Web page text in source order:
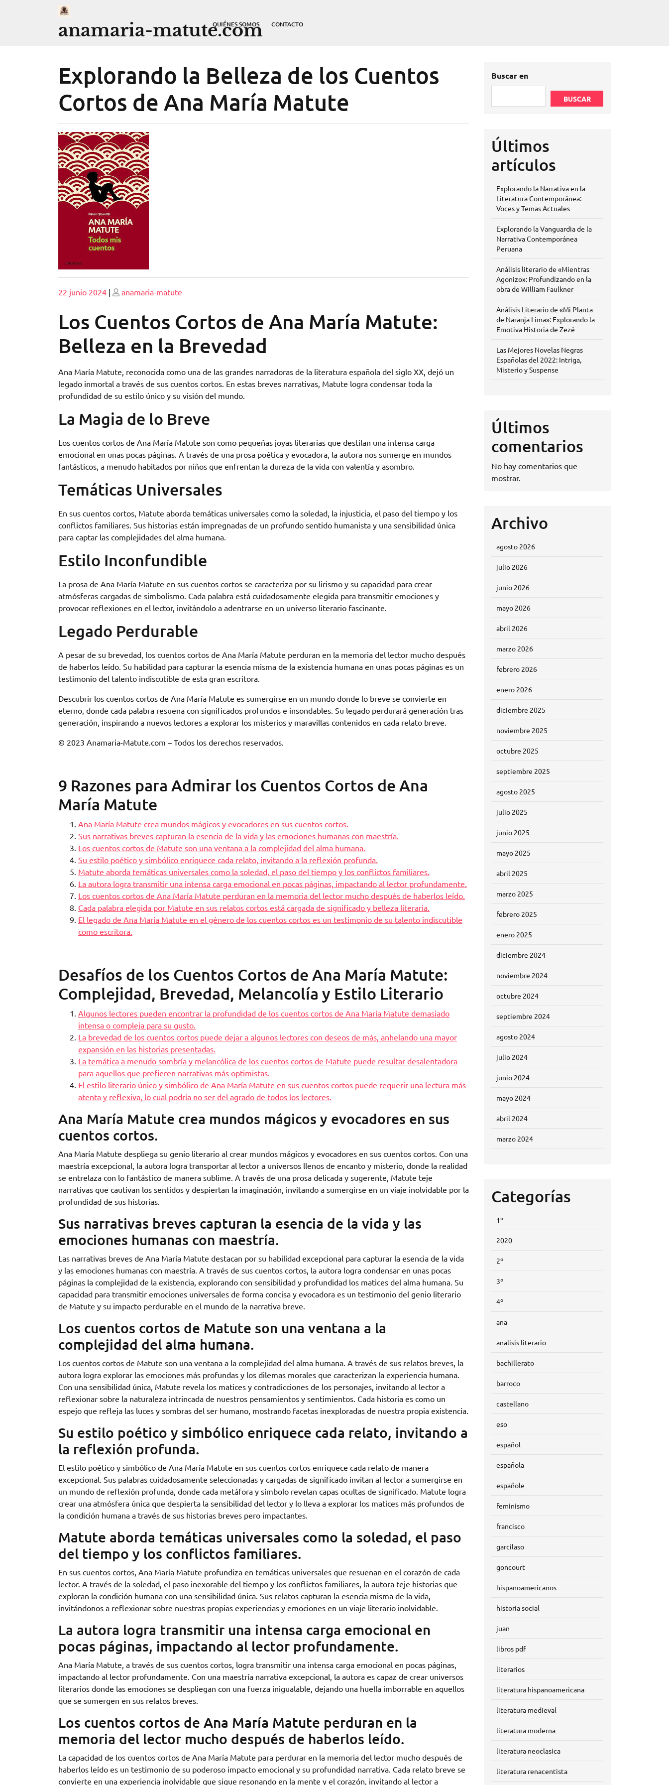
anamaria-matute.com
QUIÉNES SOMOS CONTACTO
Explorando la Belleza de los Cuentos
Cortos de Ana María Matute
Publicado
22 junio 2024 | Publicado
anamaria-matute
Los Cuentos Cortos de Ana María Matute:
Belleza en la Brevedad
Ana María Matute, reconocida como una de las grandes narradoras de la literatura española del siglo XX, dejó un
legado inmortal a través de sus cuentos cortos. En estas breves narrativas, Matute logra condensar toda la
profundidad de su estilo único y su visión del mundo.
La Magia de lo Breve
Los cuentos cortos de Ana María Matute son como pequeñas joyas literarias que destilan una intensa carga
emocional en unas pocas páginas. A través de una prosa poética y evocadora, la autora nos sumerge en mundos
fantásticos, a menudo habitados por niños que enfrentan la dureza de la vida con valentía y asombro.
Temáticas Universales
En sus cuentos cortos, Matute aborda temáticas universales como la soledad, la injusticia, el paso del tiempo y los
conflictos familiares. Sus historias están impregnadas de un profundo sentido humanista y una sensibilidad única
para captar las complejidades del alma humana.
Estilo Inconfundible
La prosa de Ana María Matute en sus cuentos cortos se caracteriza por su lirismo y su capacidad para crear
atmósferas cargadas de simbolismo. Cada palabra está cuidadosamente elegida para transmitir emociones y
provocar reflexiones en el lector, invitándolo a adentrarse en un universo literario fascinante.
Legado Perdurable
A pesar de su brevedad, los cuentos cortos de Ana María Matute perduran en la memoria del lector mucho después
de haberlos leído. Su habilidad para capturar la esencia misma de la existencia humana en unas pocas páginas es un
testimonio del talento indiscutible de esta gran escritora.
Descubrir los cuentos cortos de Ana María Matute es sumergirse en un mundo donde lo breve se convierte en
eterno, donde cada palabra resuena con significados profundos e insondables. Su legado perdurará generación tras
generación, inspirando a nuevos lectores a explorar los misterios y maravillas contenidos en cada relato breve.
© 2023 Anamaria-Matute.com – Todos los derechos reservados.
9 Razones para Admirar los Cuentos Cortos de Ana
María Matute
Ana María Matute crea mundos mágicos y evocadores en sus cuentos cortos.
Sus narrativas breves capturan la esencia de la vida y las emociones humanas con maestría.
Los cuentos cortos de Matute son una ventana a la complejidad del alma humana.
Su estilo poético y simbólico enriquece cada relato, invitando a la reflexión profunda.
Matute aborda temáticas universales como la soledad, el paso del tiempo y los conflictos familiares.
La autora logra transmitir una intensa carga emocional en pocas páginas, impactando al lector profundamente.
Los cuentos cortos de Ana María Matute perduran en la memoria del lector mucho después de haberlos leído.
Cada palabra elegida por Matute en sus relatos cortos está cargada de significado y belleza literaria.
El legado de Ana María Matute en el género de los cuentos cortos es un testimonio de su talento indiscutible
como escritora.
Desafíos de los Cuentos Cortos de Ana María Matute:
Complejidad, Brevedad, Melancolía y Estilo Literario
Algunos lectores pueden encontrar la profundidad de los cuentos cortos de Ana María Matute demasiado
intensa o compleja para su gusto.
La brevedad de los cuentos cortos puede dejar a algunos lectores con deseos de más, anhelando una mayor
expansión en las historias presentadas.
La temática a menudo sombría y melancólica de los cuentos cortos de Matute puede resultar desalentadora
para aquellos que prefieren narrativas más optimistas.
El estilo literario único y simbólico de Ana María Matute en sus cuentos cortos puede requerir una lectura más
atenta y reflexiva, lo cual podría no ser del agrado de todos los lectores.
Ana María Matute crea mundos mágicos y evocadores en sus
cuentos cortos.
Ana María Matute despliega su genio literario al crear mundos mágicos y evocadores en sus cuentos cortos. Con una
maestría excepcional, la autora logra transportar al lector a universos llenos de encanto y misterio, donde la realidad
se entrelaza con lo fantástico de manera sublime. A través de una prosa delicada y sugerente, Matute teje
narrativas que cautivan los sentidos y despiertan la imaginación, invitando a sumergirse en un viaje inolvidable por la
profundidad de sus historias.
Sus narrativas breves capturan la esencia de la vida y las
emociones humanas con maestría.
Las narrativas breves de Ana María Matute destacan por su habilidad excepcional para capturar la esencia de la vida
y las emociones humanas con maestría. A través de sus cuentos cortos, la autora logra condensar en unas pocas
páginas la complejidad de la existencia, explorando con sensibilidad y profundidad los matices del alma humana. Su
capacidad para transmitir emociones universales de forma concisa y evocadora es un testimonio del genio literario
de Matute y su impacto perdurable en el mundo de la narrativa breve.
Los cuentos cortos de Matute son una ventana a la
complejidad del alma humana.
Los cuentos cortos de Matute son una ventana a la complejidad del alma humana. A través de sus relatos breves, la
autora logra explorar las emociones más profundas y los dilemas morales que caracterizan la experiencia humana.
Con una sensibilidad única, Matute revela los matices y contradicciones de los personajes, invitando al lector a
reflexionar sobre la naturaleza intrincada de nuestros pensamientos y sentimientos. Cada historia es como un
espejo que refleja las luces y sombras del ser humano, mostrando facetas inexploradas de nuestra propia existencia.
Su estilo poético y simbólico enriquece cada relato, invitando a
la reflexión profunda.
El estilo poético y simbólico de Ana María Matute en sus cuentos cortos enriquece cada relato de manera
excepcional. Sus palabras cuidadosamente seleccionadas y cargadas de significado invitan al lector a sumergirse en
un mundo de reflexión profunda, donde cada metáfora y símbolo revelan capas ocultas de significado. Matute logra
crear una atmósfera única que despierta la sensibilidad del lector y lo lleva a explorar los matices más profundos de
la condición humana a través de sus historias breves pero impactantes.
Matute aborda temáticas universales como la soledad, el paso
del tiempo y los conflictos familiares.
En sus cuentos cortos, Ana María Matute profundiza en temáticas universales que resuenan en el corazón de cada
lector. A través de la soledad, el paso inexorable del tiempo y los conflictos familiares, la autora teje historias que
exploran la condición humana con una sensibilidad única. Sus relatos capturan la esencia misma de la vida,
invitándonos a reflexionar sobre nuestras propias experiencias y emociones en un viaje literario inolvidable.
La autora logra transmitir una intensa carga emocional en
pocas páginas, impactando al lector profundamente.
Ana María Matute, a través de sus cuentos cortos, logra transmitir una intensa carga emocional en pocas páginas,
impactando al lector profundamente. Con una maestría narrativa excepcional, la autora es capaz de crear universos
literarios donde las emociones se despliegan con una fuerza inigualable, dejando una huella imborrable en aquellos
que se sumergen en sus relatos breves.
Los cuentos cortos de Ana María Matute perduran en la
memoria del lector mucho después de haberlos leído.
La capacidad de los cuentos cortos de Ana María Matute para perdurar en la memoria del lector mucho después de
haberlos leído es un testimonio de su poderoso impacto emocional y su profundidad narrativa. Cada relato breve se
convierte en una experiencia inolvidable que sigue resonando en la mente y el corazón, invitando al lector a
Buscar en
BUSCAR
Últimos
artículos
Explorando la Narrativa en la
Literatura Contemporánea:
Voces y Temas Actuales
Explorando la Vanguardia de la
Narrativa Contemporánea
Peruana
Análisis literario de «Mientras
Agonizo»: Profundizando en la
obra de William Faulkner
Análisis Literario de «Mi Planta
de Naranja Lima»: Explorando la
Emotiva Historia de Zezé
Las Mejores Novelas Negras
Españolas del 2022: Intriga,
Misterio y Suspense
Últimos
comentarios
No hay comentarios que
mostrar.
Archivo
agosto 2026
julio 2026
junio 2026
mayo 2026
abril 2026
marzo 2026
febrero 2026
enero 2026
diciembre 2025
noviembre 2025
octubre 2025
septiembre 2025
agosto 2025
julio 2025
junio 2025
mayo 2025
abril 2025
marzo 2025
febrero 2025
enero 2025
diciembre 2024
noviembre 2024
octubre 2024
septiembre 2024
agosto 2024
julio 2024
junio 2024
mayo 2024
abril 2024
marzo 2024
Categorías
1º
2020
2º
3º
4º
ana
analisis literario
bachillerato
barroco
castellano
eso
español
española
españole
feminismo
francisco
garcilaso
goncourt
hispanoamericanos
historia social
juan
libros pdf
literarios
literatura hispanoamericana
literatura medieval
literatura moderna
literatura neoclasica
literatura renacentista